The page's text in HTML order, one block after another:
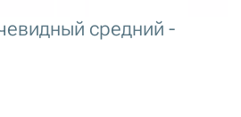
средний -